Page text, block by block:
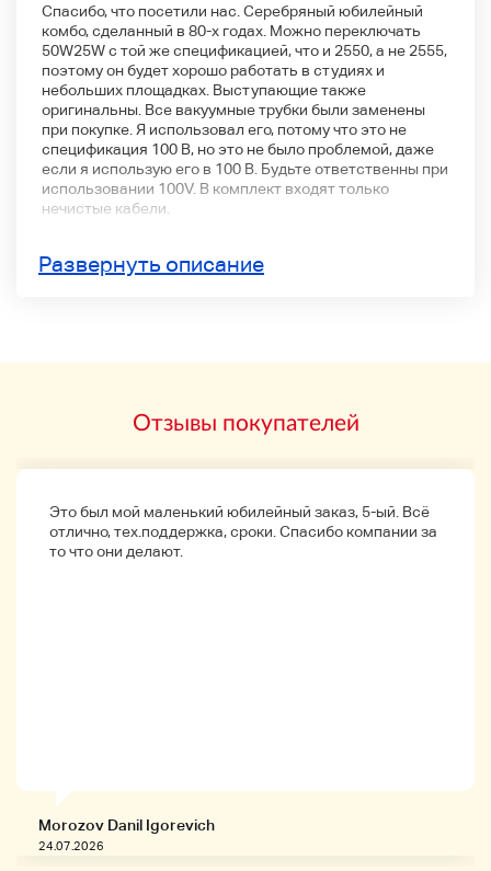
Спасибо, что посетили нас. Серебряный юбилейный
комбо, сделанный в 80-х годах. Можно переключать
50W25W с той же спецификацией, что и 2550, а не 2555,
поэтому он будет хорошо работать в студиях и
небольших площадках. Выступающие также
оригинальны. Все вакуумные трубки были заменены
при покупке. Я использовал его, потому что это не
спецификация 100 В, но это не было проблемой, даже
если я использую его в 100 В. Будьте ответственны при
использовании 100V. В комплект входят только
нечистые кабели.
припой сразу после покупки. Однако, пожалуйста, не
Развернуть описание
Отзывы покупателей
Это был мой маленький юбилейный заказ, 5-ый. Всё
отлично, тех.поддержка, сроки. Спасибо компании за
то что они делают.
Morozov Danil Igorevich
24.07.2026